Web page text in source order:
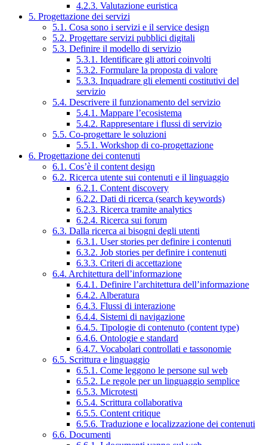
4.2.3. Valutazione euristica
5. Progettazione dei servizi
5.1. Cosa sono i servizi e il service design
5.2. Progettare servizi pubblici digitali
5.3. Definire il modello di servizio
5.3.1. Identificare gli attori coinvolti
5.3.2. Formulare la proposta di valore
5.3.3. Inquadrare gli elementi costitutivi del
servizio
5.4. Descrivere il funzionamento del servizio
5.4.1. Mappare l’ecosistema
5.4.2. Rappresentare i flussi di servizio
5.5. Co-progettare le soluzioni
5.5.1. Workshop di co-progettazione
6. Progettazione dei contenuti
6.1. Cos’è il content design
6.2. Ricerca utente sui contenuti e il linguaggio
6.2.1. Content discovery
6.2.2. Dati di ricerca (search keywords)
6.2.3. Ricerca tramite analytics
6.2.4. Ricerca sui forum
6.3. Dalla ricerca ai bisogni degli utenti
6.3.1. User stories per definire i contenuti
6.3.2. Job stories per definire i contenuti
6.3.3. Criteri di accettazione
6.4. Architettura dell’informazione
6.4.1. Definire l’architettura dell’informazione
6.4.2. Alberatura
6.4.3. Flussi di interazione
6.4.4. Sistemi di navigazione
6.4.5. Tipologie di contenuto (content type)
6.4.6. Ontologie e standard
6.4.7. Vocabolari controllati e tassonomie
6.5. Scrittura e linguaggio
6.5.1. Come leggono le persone sul web
6.5.2. Le regole per un linguaggio semplice
6.5.3. Microtesti
6.5.4. Scrittura collaborativa
6.5.5. Content critique
6.5.6. Traduzione e localizzazione dei contenuti
6.6. Documenti